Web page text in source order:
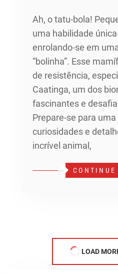
Ah, o tatu-bola!
uma habilidade
enrolando-se em
“bolinha”. Esse
de resistência,
Caatinga, um dos
fascinantes e
Prepare-se para
curiosidades e
incrível animal,
CONTINUE
LOAD